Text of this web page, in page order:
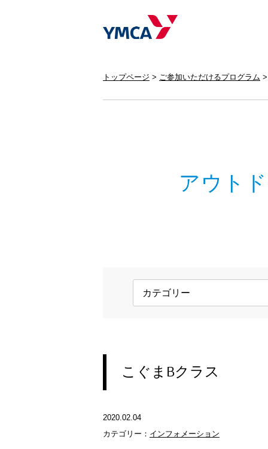
トップページ ご参加いただけるプログラム
アウト
こぐまBクラス
2020.02.04
カテゴリー： インフォメーション